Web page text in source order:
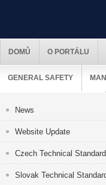
DOMŮ O PORTÁLU
GENERAL SAFETY
News
Website Update
Czech Technical
Slovak Technical